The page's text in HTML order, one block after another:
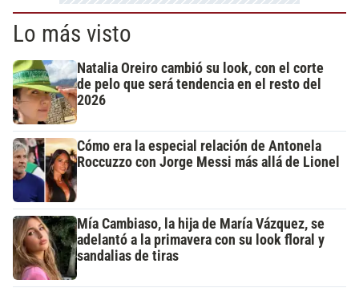
Lo más visto
Natalia Oreiro cambió su look, con el corte
de pelo que será tendencia en el resto del
2026
Cómo era la especial relación de Antonela
Roccuzzo con Jorge Messi más allá de Lionel
Mía Cambiaso, la hija de María Vázquez, se
adelantó a la primavera con su look floral y
sandalias de tiras